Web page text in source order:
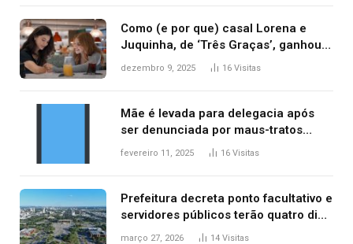
Como (e por que) casal Lorena e
Juquinha, de ‘Três Graças’, ganhou
repercussão internacional
dezembro 9, 2025 16 Visitas
Mãe é levada para delegacia após
ser denunciada por maus-tratos
contra dois filhos, diz polícia
fevereiro 11, 2025 16 Visitas
Prefeitura decreta ponto facultativo e
servidores públicos terão quatro dias
de folga na Semana Santa
março 27, 2026 14 Visitas